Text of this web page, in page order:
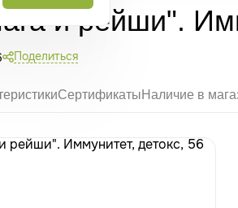
и рейши".
Поделиться
СертификатыНаличие в